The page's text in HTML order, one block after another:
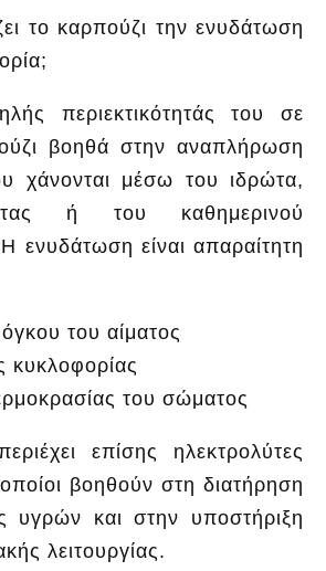
το καρπούζι την ενυδάτωση
περιεκτικότητάς του σε
βοηθά στην αναπλήρωση
χάνονται μέσω του ιδρώτα,
ή του καθημερινού
ενυδάτωση είναι απαραίτητη
του αίματος
κυκλοφορίας
του σώματος
επίσης ηλεκτρολύτες
βοηθούν στη διατήρηση
υγρών και στην υποστήριξη
λειτουργίας.